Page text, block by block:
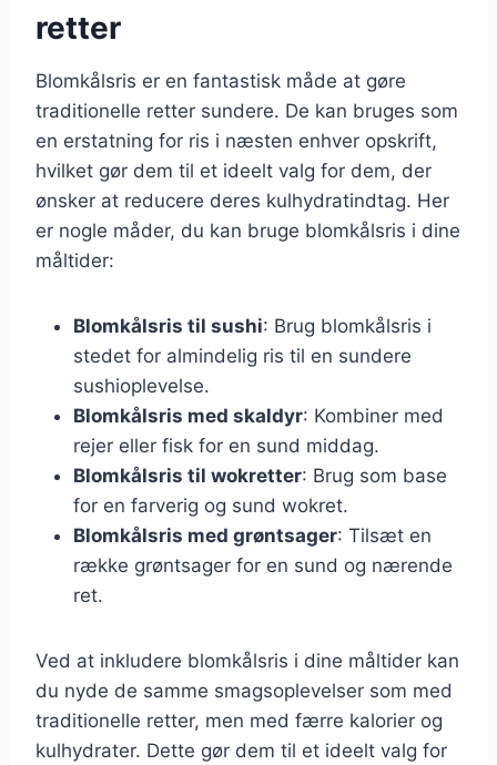
retter
Blomkålsris er en fantastisk måde at gøre
traditionelle retter sundere. De kan bruges som
en erstatning for ris i næsten enhver opskrift,
hvilket gør dem til et ideelt valg for dem, der
ønsker at reducere deres kulhydratindtag. Her
er nogle måder, du kan bruge blomkålsris i dine
måltider:
Blomkålsris til sushi: Brug blomkålsris i
stedet for almindelig ris til en sundere
sushioplevelse.
Blomkålsris med skaldyr: Kombiner med
rejer eller fisk for en sund middag.
Blomkålsris til wokretter: Brug som base
for en farverig og sund wokret.
Blomkålsris med grøntsager: Tilsæt en
række grøntsager for en sund og nærende
ret.
Ved at inkludere blomkålsris i dine måltider kan
du nyde de samme smagsoplevelser som med
traditionelle retter, men med færre kalorier og
kulhydrater. Dette gør dem til et ideelt valg for